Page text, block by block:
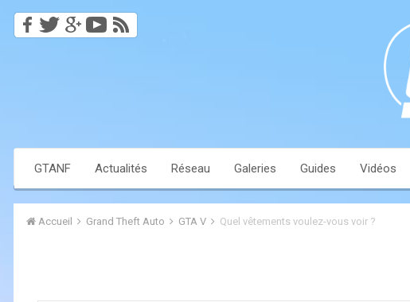
GTANF Actualités Réseau Galeries Guides Vidéos
Accueil Grand Theft Auto GTA V Quel vêtements voulez-vous voir ?